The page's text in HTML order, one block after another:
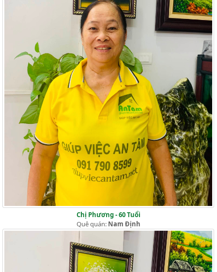
Chị Phương - 60 Tuổi
Quê quán: Nam Định